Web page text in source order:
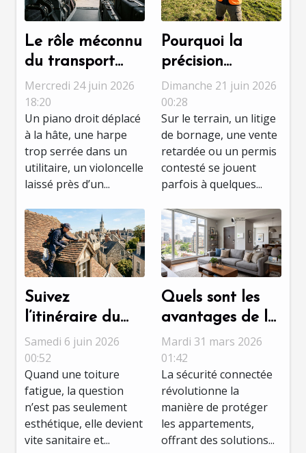
Le rôle méconnu
du transport
adapté dans la
préservation des
instruments de
musique
Mercredi 24 juin 2026
18:20
Un piano droit déplacé
à la hâte, une harpe
trop serrée dans un
utilitaire, un violoncelle
laissé près d’un...
Pourquoi la
précision
topographique
fait la différence
dans les
expertises
foncières
Dimanche 21 juin 2026
00:28
Sur le terrain, un litige
de bornage, une vente
retardée ou un permis
contesté se jouent
parfois à quelques...
Suivez
l’itinéraire du
meilleur
couvreur à Tours
pour une
rénovation sans
accroc
Samedi 6 juin 2026
00:52
Quand une toiture
fatigue, la question
n’est pas seulement
esthétique, elle devient
vite sanitaire et...
Quels sont les
avantages de la
sécurité
connectée pour
les
appartements ?
Mardi 31 mars 2026
01:42
La sécurité connectée
révolutionne la
manière de protéger
les appartements,
offrant des solutions...